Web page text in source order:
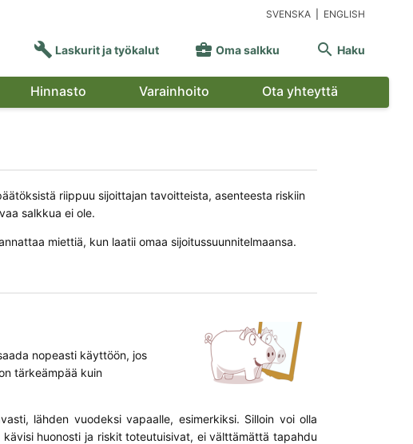
SVENSKA ENGLISH
 Laskurit ja työkalut  Oma salkku  Haku
Hinnasto Varainhoito Ota yhteyttä
riippuu sijoittajan tavoitteista, asenteesta riskiin
salkkua ei ole.
miettiä, kun laatii omaa sijoitussuunnitelmaansa.
nopeasti käyttöön, jos
tärkeämpää kuin
lähden vuodeksi vapaalle, esimerkiksi. Silloin voi olla
huonosti ja riskit toteutuisivat, ei välttämättä tapahdu